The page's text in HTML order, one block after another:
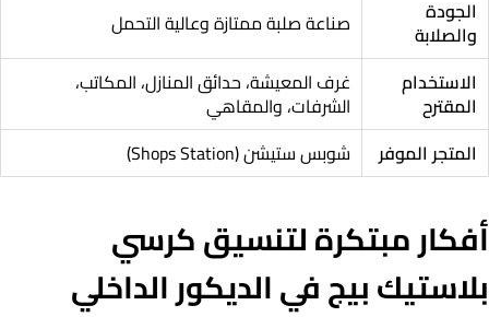
الجودة
والصلابة
صناعة صلبة ممتازة وعالية التحمل
الاستخدام
المقترح
غرف المعيشة، حدائق المنازل، المكاتب،
الشرفات، والمقاهي
المتجر الموفر
شوبس ستيشن (Shops Station)
أفكار مبتكرة لتنسيق كرسي
بلاستيك بيج في الديكور الداخلي